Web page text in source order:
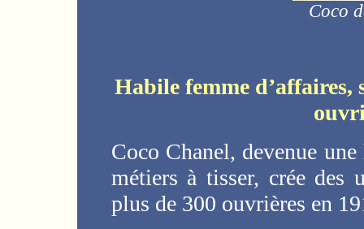
Coco
Habile femme d’affaires,
Coco Chanel, devenue
métiers à tisser, crée des
plus de 300 ouvrières en